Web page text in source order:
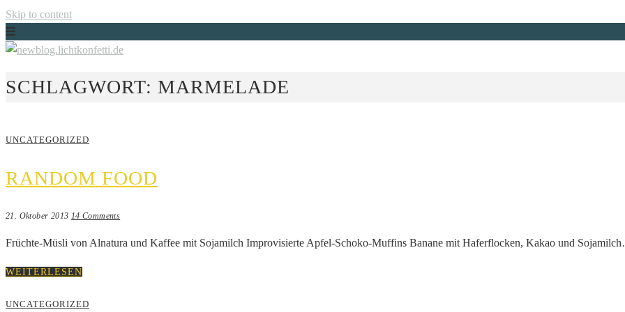
Skip to content
NEWBLOG.LICHTKONFETTI.DE
Just another WordPress site
SCHLAGWORT: MARMELADE
UNCATEGORIZED
RANDOM FOOD
21. Oktober 2013 14 Comments
Früchte-Müsli von Alnatura und Kaffee mit Sojamilch Improvisierte Apfel-Schoko-Muffins Banane mit Haferflocken, Kakao und
WEITERLESEN
UNCATEGORIZED